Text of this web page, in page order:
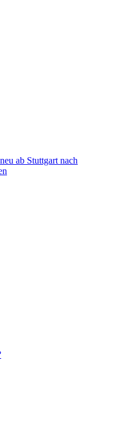
ab Stuttgart nach